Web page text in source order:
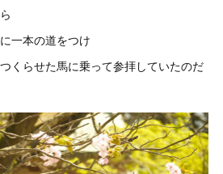
一本の道をつけ
くらせた馬に乗って参拝していたのだ